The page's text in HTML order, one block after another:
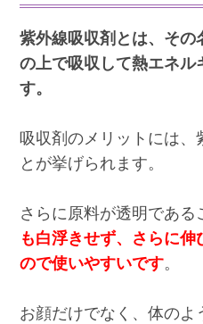
紫外線吸収剤とは、その
の上で吸収して熱エネル
す。
吸収剤のメリットには、
とが挙げられます。
さらに原料が透明である
も白浮きせず、さらに
ので使いやすいです。
お顔だけでなく、体のよ